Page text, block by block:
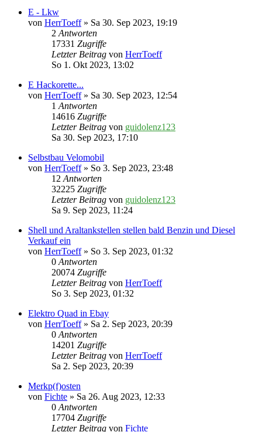
E - Lkw
von HerrToeff» Sa 30. Sep 2023, 19:19
2Antworten
17331 Zugriffe
Letzter Beitrag von HerrToeff
So 1. Okt 2023, 13:02
E Hackorette...
von HerrToeff» Sa 30. Sep 2023, 12:54
1Antworten
14616 Zugriffe
Letzter Beitrag von guidolenz123
Sa 30. Sep 2023, 17:10
Selbstbau Velomobil
von HerrToeff» So 3. Sep 2023, 23:48
12Antworten
32225 Zugriffe
Letzter Beitrag von guidolenz123
Sa 9. Sep 2023, 11:24
Shell und Araltankstellen stellen bald Benzin und Diesel
Verkauf ein
von HerrToeff» So 3. Sep 2023, 01:32
0Antworten
20074 Zugriffe
Letzter Beitrag von HerrToeff
So 3. Sep 2023, 01:32
Elektro Quad in Ebay
von HerrToeff» Sa 2. Sep 2023, 20:39
0Antworten
14201 Zugriffe
Letzter Beitrag von HerrToeff
Sa 2. Sep 2023, 20:39
Merkp(f)osten
von Fichte » Sa 26. Aug 2023, 12:33
0Antworten
17704 Zugriffe
Letzter Beitrag von Fichte